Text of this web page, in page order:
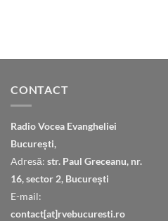
CONTACT
Radio Vocea Evangheliei
București,
Adresă: str. Paul Greceanu, nr.
16, sector 2, București
E-mail:
contact[at]rvebucuresti.ro